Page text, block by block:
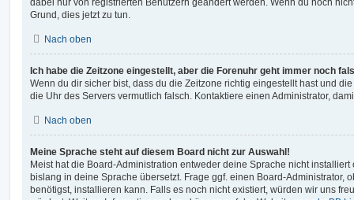
Grund, dies jetzt zu tun.
Nach oben
Ich habe die Zeitzone eingestellt, aber die Forenuhr geht immer noch
Wenn du dir sicher bist, dass du die Zeitzone richtig eingestellt hast und
die Uhr des Servers vermutlich falsch. Kontaktiere einen Administrator,
Nach oben
Meine Sprache steht auf diesem Board nicht zur Auswahl!
Meist hat die Board-Administration entweder deine Sprache nicht
bislang in deine Sprache übersetzt. Frage ggf. einen Board-Administrator,
benötigst, installieren kann. Falls es noch nicht existiert, würden wir uns